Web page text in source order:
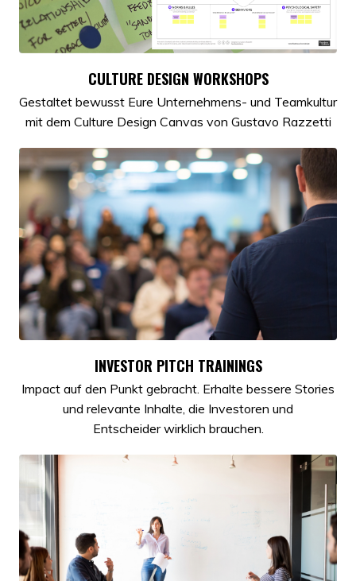
CULTURE DESIGN WORKSHOPS
Gestaltet bewusst Eure Unternehmens- und Teamkultur
mit dem Culture Design Canvas von Gustavo Razzetti
INVESTOR PITCH TRAININGS
Impact auf den Punkt gebracht. Erhalte bessere Stories
und relevante Inhalte, die Investoren und
Entscheider wirklich brauchen.